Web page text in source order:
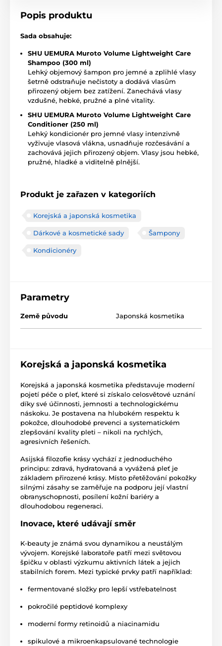
Popis produktu
Sada obsahuje:
SHU UEMURA Muroto Volume Lightweight Care
Shampoo (300 ml)
Lehký objemový šampon pro jemné a zplihlé vlasy
šetrně odstraňuje nečistoty a dodává vlasům
přirozený objem bez zatížení. Zanechává vlasy
vzdušné, hebké, pružné a plné vitality.
SHU UEMURA Muroto Volume Lightweight Care
Conditioner (250 ml)
Lehký kondicionér pro jemné vlasy intenzivně
vyživuje vlasová vlákna, usnadňuje rozčesávání a
zachovává jejich přirozený objem. Vlasy jsou hebké,
pružné, hladké a viditelně plnější.
Produkt je zařazen v kategoriích
Korejská a japonská kosmetika
Dárkové a kosmetické sady Šampony
Kondicionéry
Parametry
Země původu Japonská kosmetika
Korejská a japonská kosmetika
Korejská a japonská kosmetika představuje moderní
pojetí péče o pleť, které si získalo celosvětové uznání
díky své účinnosti, jemnosti a technologickému
náskoku. Je postavena na hlubokém respektu k
pokožce, dlouhodobé prevenci a systematickém
zlepšování kvality pleti – nikoli na rychlých,
agresivních řešeních.
Asijská filozofie krásy vychází z jednoduchého
principu: zdravá, hydratovaná a vyvážená pleť je
základem přirozené krásy. Místo přetěžování pokožky
silnými zásahy se zaměřuje na podporu její vlastní
obranyschopnosti, posílení kožní bariéry a
dlouhodobou regeneraci.
Inovace, které udávají směr
K-beauty je známá svou dynamikou a neustálým
vývojem. Korejské laboratoře patří mezi světovou
špičku v oblasti výzkumu aktivních látek a jejich
stabilních forem. Mezi typické prvky patří například:
fermentované složky pro lepší vstřebatelnost
pokročilé peptidové komplexy
moderní formy retinoidů a niacinamidu
spikulové a mikroenkapsulované technologie